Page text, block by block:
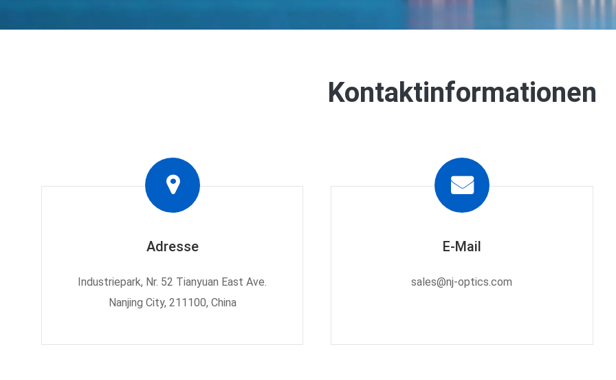
Kontaktinformationen
Adresse
Industriepark, Nr. 52 Tianyuan East Ave.
Nanjing City, 211100, China
E-Mail
sales@nj-optics.com